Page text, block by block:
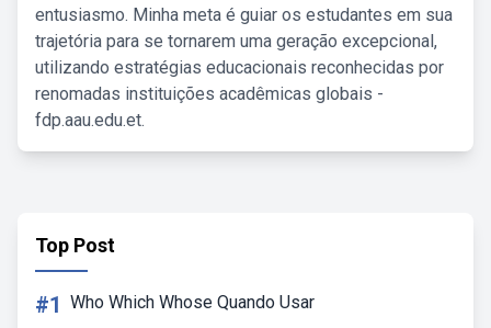
entusiasmo. Minha meta é guiar os estudantes em sua
trajetória para se tornarem uma geração excepcional,
utilizando estratégias educacionais reconhecidas por
renomadas instituições acadêmicas globais -
fdp.aau.edu.et.
Top Post
#1 Who Which Whose Quando Usar